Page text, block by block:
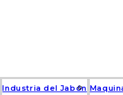
Industria del Jabón